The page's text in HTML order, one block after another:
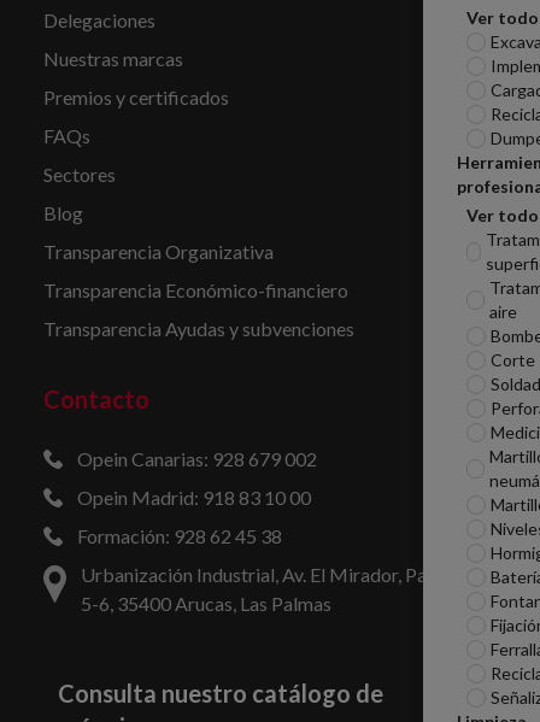
Ver todo
Ver todo
aire
Corte
Delegaciones
Nuestras marcas
Premios y certificados
FAQs
Sectores
Blog
Transparencia Organizativa
Transparencia Económico-financiero
Transparencia Ayudas y subvenciones
Contacto
Opein Canarias: 928 679 002
Opein Madrid: 918 83 10 00
Formación: 928 62 45 38
Urbanización Industrial, Av. El Mirador, Parcelas
5-6, 35400 Arucas, Las Palmas
Consulta nuestro catálogo de